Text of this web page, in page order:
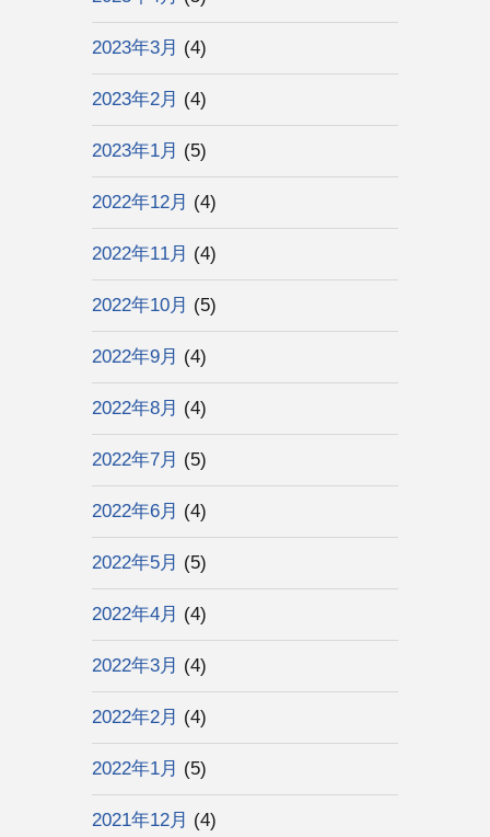
2023年3月 (4)
2023年2月 (4)
2023年1月 (5)
2022年12月 (4)
2022年11月 (4)
2022年10月 (5)
2022年9月 (4)
2022年8月 (4)
2022年7月 (5)
2022年6月 (4)
2022年5月 (5)
2022年4月 (4)
2022年3月 (4)
2022年2月 (4)
2022年1月 (5)
2021年12月 (4)